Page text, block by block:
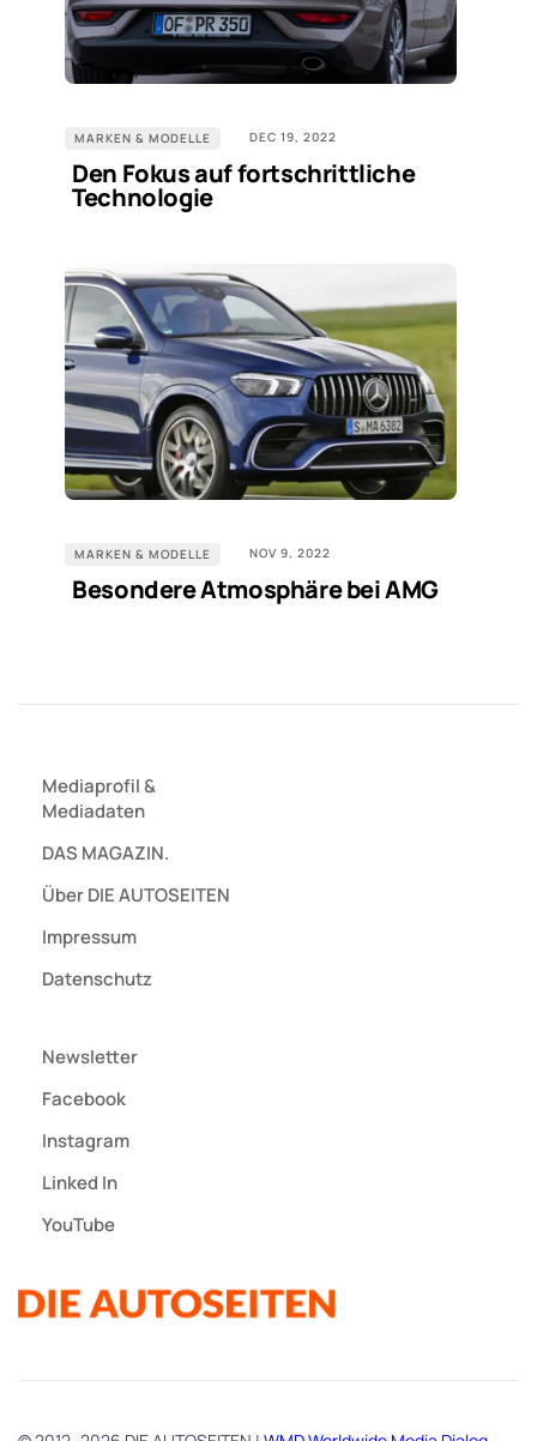
MARKEN & MODELLE DEC 19, 2022
Den Fokus auf fortschrittliche
Technologie
MARKEN & MODELLE NOV 9, 2022
Besondere Atmosphäre bei AMG
Mediaprofil&
Mediadaten
DAS MAGAZIN.
Über DIE AUTOSEITEN
Impressum
Datenschutz
Newsletter
Facebook
Instagram
Linked In
YouTube